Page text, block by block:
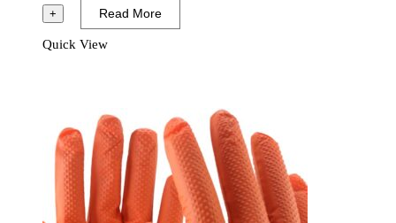
Cut
Advanced
9904
(12
PAR)
mängd
+ Read More
Quick View